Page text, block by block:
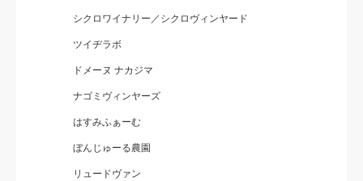
シクロワイナリー／シクロヴィンヤード
ツイヂラボ
ドメーヌ ナカジマ
ナゴミヴィンヤーズ
はすみふぁーむ
ぼんじゅーる農園
リュードヴァン